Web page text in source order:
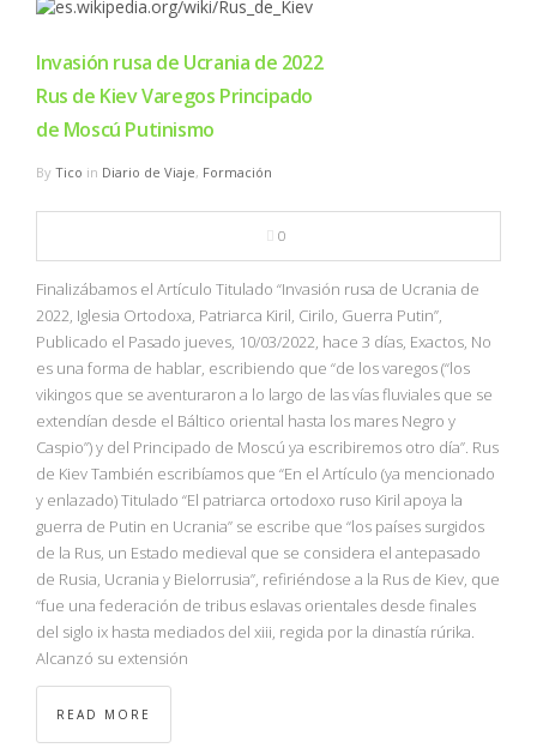
Invasión rusa de Ucrania de 2022
Rus de Kiev Varegos Principado
de Moscú Putinismo
By Tico in Diario de Viaje, Formación
0
Finalizábamos el Artículo Titulado “Invasión rusa de Ucrania de
2022, Iglesia Ortodoxa, Patriarca Kiril, Cirilo, Guerra Putin”,
Publicado el Pasado jueves, 10/03/2022, hace 3 días, Exactos, No
es una forma de hablar, escribiendo que “de los varegos (“los
vikingos que se aventuraron a lo largo de las vías fluviales que se
extendían desde el Báltico oriental hasta los mares Negro y
Caspio”) y del Principado de Moscú ya escribiremos otro día”. Rus
de Kiev También escribíamos que “En el Artículo (ya mencionado
y enlazado) Titulado “El patriarca ortodoxo ruso Kiril apoya la
guerra de Putin en Ucrania” se escribe que “los países surgidos
de la Rus, un Estado medieval que se considera el antepasado
de Rusia, Ucrania y Bielorrusia”, refiriéndose a la Rus de Kiev, que
“fue una federación de tribus eslavas orientales desde finales
del siglo ix hasta mediados del xiii, regida por la dinastía rúrika.
Alcanzó su extensión
READ MORE